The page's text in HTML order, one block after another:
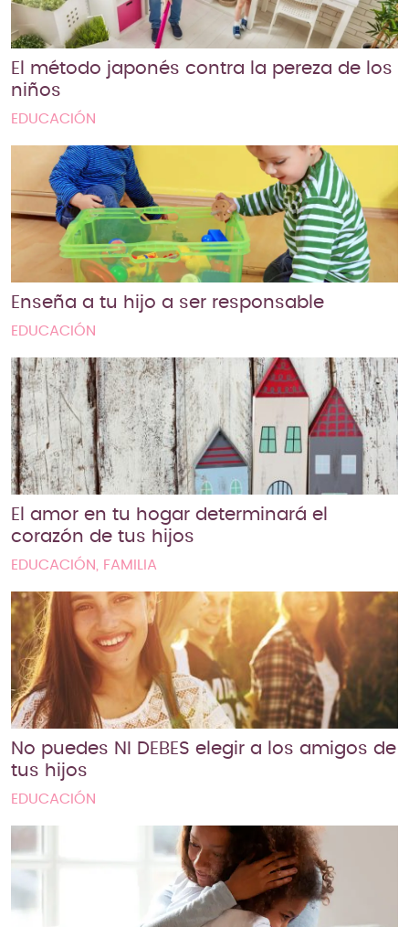
El método japonés contra la pereza de los
niños
EDUCACIÓN
Enseña a tu hijo a ser responsable
EDUCACIÓN
El amor en tu hogar determinará el
corazón de tus hijos
EDUCACIÓN, FAMILIA
No puedes NI DEBES elegir a los amigos de
tus hijos
EDUCACIÓN